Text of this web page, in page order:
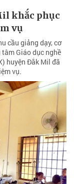
khắc phục
vụ
cầu giảng dạy, cơ
Giáo dục nghề
huyện Đắk Mil đã
vụ.